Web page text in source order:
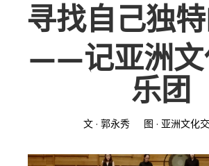
文化
往期杂志
178期
投稿
联系我们
{username} | 退出
寻找自己独
——记亚洲文
乐团
文 · 郭永秀 图 · 亚洲文化